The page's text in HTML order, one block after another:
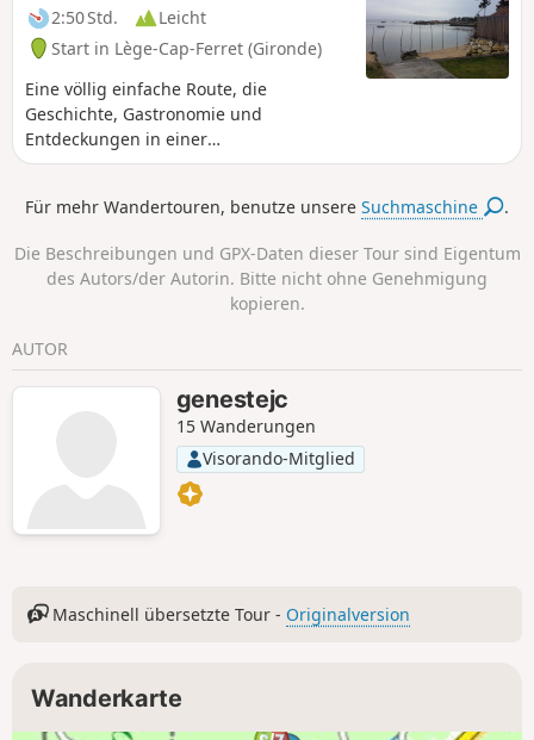
2:50 Std.
Leicht
Start in Lège-Cap-Ferret (Gironde)
Eine völlig einfache Route, die
Geschichte, Gastronomie und
Entdeckungen in einer
Postkartenkulisse vereint. Der fünf
der Kapelle der Villa Algérienne, führt
Stränden und Pinien und endet an der
Pointe aux Chevaux.
Für mehr Wandertouren, benutze unsereSuchmaschine .
Die Beschreibungen und GPX-Daten dieser Tour sind Eigentum
des Autors/der Autorin. Bitte nicht ohne Genehmigung
kopieren.
AUTOR
genestejc
15 Wanderungen
Visorando-Mitglied
Maschinell übersetzte Tour - Originalversion
Wanderkarte